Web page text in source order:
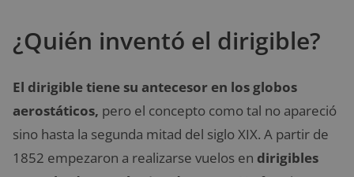
¿Quién inventó el dirigible?
El dirigible tiene su antecesor en los globos
aerostáticos, pero el concepto como tal no apareció
sino hasta la segunda mitad del siglo XIX. A partir de
1852 empezaron a realizarse vuelos en dirigibles